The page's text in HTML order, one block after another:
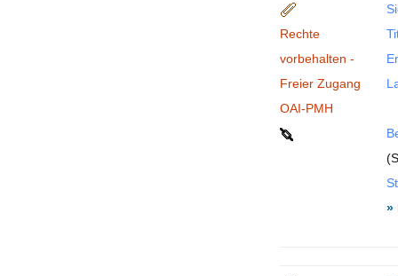
Rechte
vorbehalten -
Freier Zugang
OAI-PMH
»